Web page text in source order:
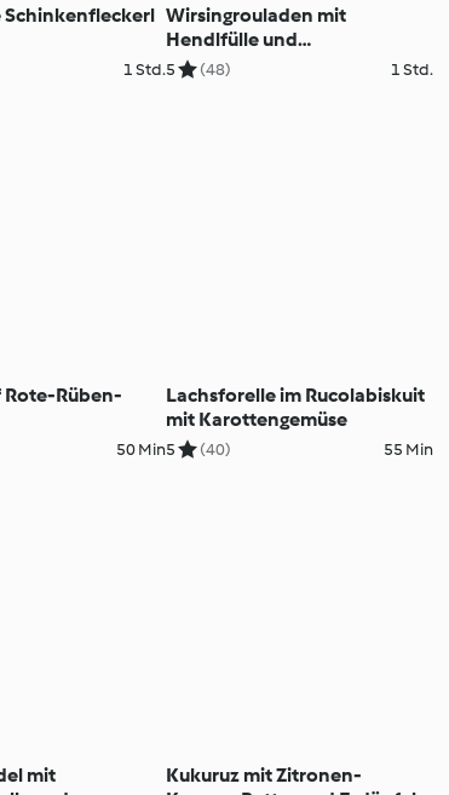
Schinkenfleckerl
1 Std.
Wirsingrouladen mit
Hendlfülle und
Paprikagemüse
5 (48) 1 Std.
Rote-Rüben-
50 Min
Lachsforelle im Rucolabiskuit
mit Karottengemüse
5 (40) 55 Min
mit
Kukuruz mit Zitronen-